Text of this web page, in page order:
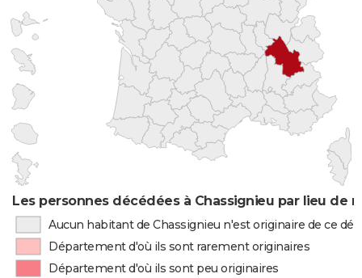
Les personnes décédées à Chassignieu par lieu de
Aucun habitant de Chassignieu n'est originaire de ce
Département d'où ils sont rarement originaires
Département d'où ils sont peu originaires